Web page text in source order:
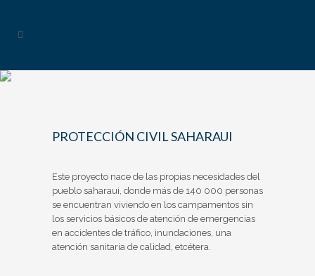
PROTECCIÓN CIVIL SAHARAUI
Este proyecto nace de las propias necesidades del
pueblo saharaui, donde más de 140 000 personas
se encuentran viviendo en los campamentos sin
los servicios básicos de atención de emergencias
en accidentes de tráfico, inundaciones, una
atención sanitaria de calidad, etcétera.